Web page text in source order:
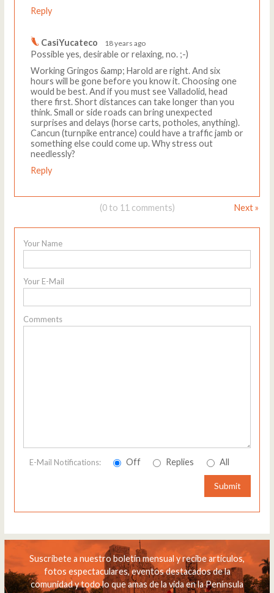
Reply
CasiYucateco 18 years ago
Possible yes, desirable or relaxing, no. ;-)
Working Gringos &amp; Harold are right. And six
hours will be gone before you know it. Choosing one
would be best. And if you must see Valladolid, head
there first. Short distances can take longer than you
think. Small or side roads can bring unexpected
surprises and delays (horse carts, potholes, anything).
Cancun (turnpike entrance) could have a traffic jamb or
something else could come up. Why stress out
needlessly?
Reply
(0 to 11 comments) Next »
Your Name
Your E-Mail
Comments
E-Mail Notifications: Off Replies All
Submit
Suscríbete a nuestro boletín mensual y recibe artículos,
fotos espectaculares, eventos destacados de la
comunidad y todo lo que amas de la vida en la Península